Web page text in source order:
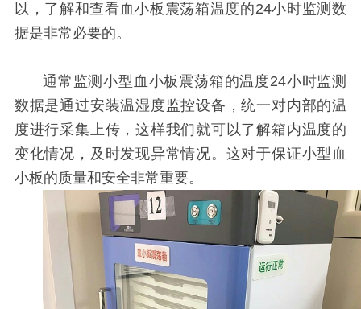
以，了解和查看血小板震荡箱温度的24小时监测数
据是非常必要的。
通常监测小型血小板震荡箱的温度24小时监测
数据是通过安装温湿度监控设备，统一对内部的温
度进行采集上传，这样我们就可以了解箱内温度的
变化情况，及时发现异常情况。这对于保证小型血
小板的质量和安全非常重要。